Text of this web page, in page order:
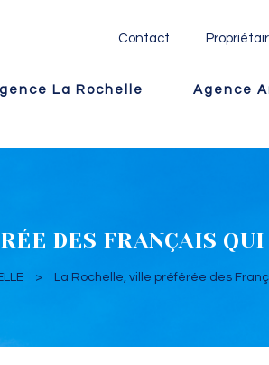
Contact
La Rochelle Agence
DES FRANÇAIS
> La Rochelle, ville préférée des